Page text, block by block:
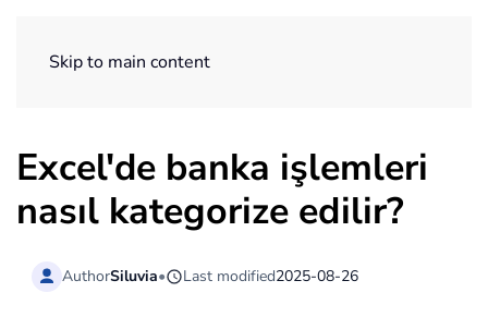
Skip to main content
Excel'de banka işlemleri
nasıl kategorize edilir?
AuthorSiluvia• Last modified2025-08-26